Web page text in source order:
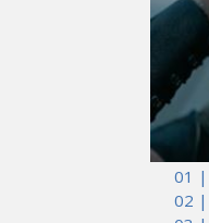
01 |
02 |